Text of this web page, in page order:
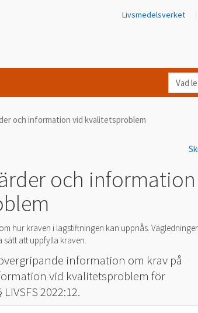
Livsmedelsverket
Vad
letar
och information vid kvalitetsproblem
och information
hur kraven i lagstiftningen kan uppnås.
att uppfylla kraven.
information om krav på
vid kvalitetsproblem för
2022:12.